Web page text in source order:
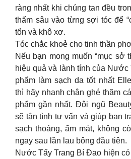
ràng nhất khi chúng tan đều
thấm sâu vào từng sợi tóc để
tổn và khô xơ.
Tóc chắc khoẻ cho tinh thần
Nếu bạn mong muốn “mục sở
hiệu quả và lành tính của
phẩm làm sạch da tốt nhất
thì hãy nhanh chân ghé thăm
phẩm gần nhất. Đội ngũ
sẽ tận tình tư vấn và giúp bạn
sạch thoáng, ẩm mát, không
ngay sau lần lau bông đầu tiên.
Nước Tẩy Trang Bí Đao hiện